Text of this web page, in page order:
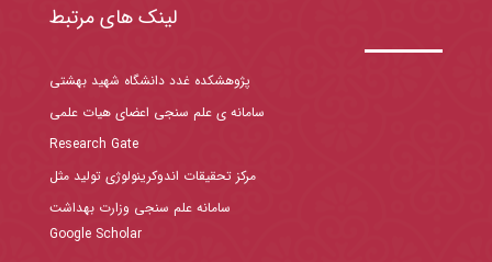
لینک های مرتبط
پژوهشکده غدد دانشگاه شهید بهشتی
سامانه ی علم سنجی اعضای هیات علمی
Research Gate
مرکز تحقیقات اندوکرینولوژی تولید مثل
سامانه علم سنجی وزارت بهداشت
Google Scholar